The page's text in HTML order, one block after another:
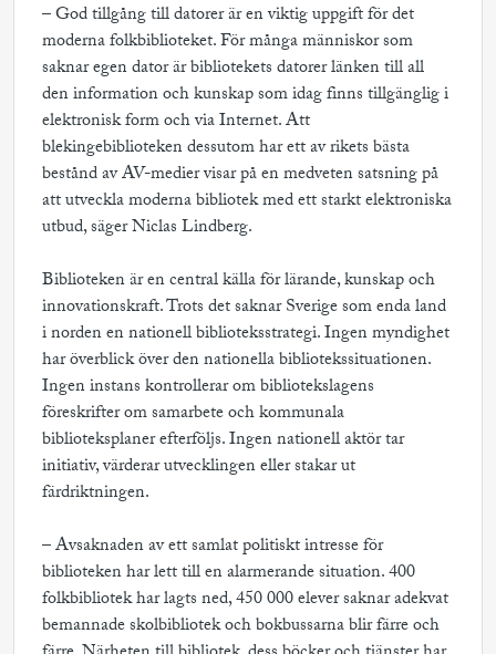
– God tillgång till datorer är en viktig uppgift för det
moderna folkbiblioteket. För många människor som
saknar egen dator är bibliotekets datorer länken till all
den information och kunskap som idag finns tillgänglig i
elektronisk form och via Internet. Att
blekingebiblioteken dessutom har ett av rikets bästa
bestånd av AV-medier visar på en medveten satsning på
att utveckla moderna bibliotek med ett starkt elektroniska
utbud, säger Niclas Lindberg.
Biblioteken är en central källa för lärande, kunskap och
innovationskraft. Trots det saknar Sverige som enda land
i norden en nationell biblioteksstrategi. Ingen myndighet
har överblick över den nationella bibliotekssituationen.
Ingen instans kontrollerar om bibliotekslagens
föreskrifter om samarbete och kommunala
biblioteksplaner efterföljs. Ingen nationell aktör tar
initiativ, värderar utvecklingen eller stakar ut
färdriktningen.
– Avsaknaden av ett samlat politiskt intresse för
biblioteken har lett till en alarmerande situation. 400
folkbibliotek har lagts ned, 450 000 elever saknar adekvat
bemannade skolbibliotek och bokbussarna blir färre och